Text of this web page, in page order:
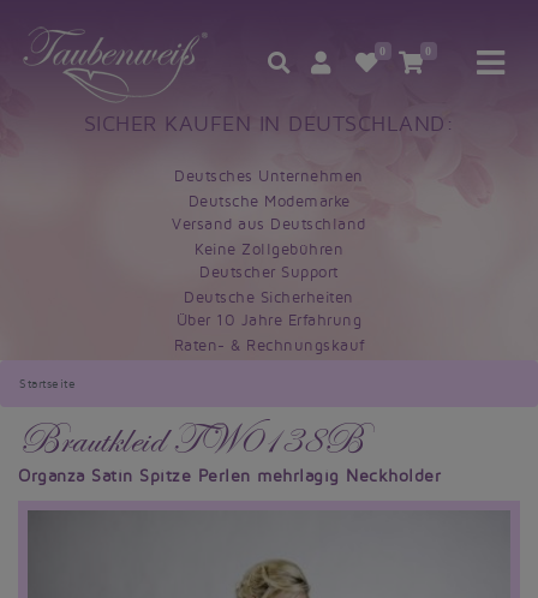
0 0
SICHER KAUFEN IN DEUTSCHLAND:
Deutsches Unternehmen
Deutsche Modemarke
Versand aus Deutschland
Keine Zollgebühren
Deutscher Support
Deutsche Sicherheiten
Über 10 Jahre Erfahrung
Raten- & Rechnungskauf
Startseite
Brautkleid TW0138B
Organza Satin Spitze Perlen mehrlagig Neckholder